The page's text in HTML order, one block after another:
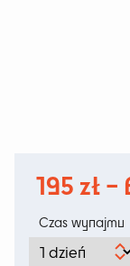
195 zł–
Czas wynajmu